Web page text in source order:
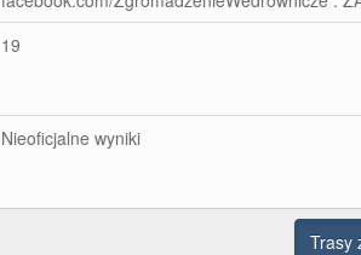
19
Nieoficjalne wyniki
Trasy